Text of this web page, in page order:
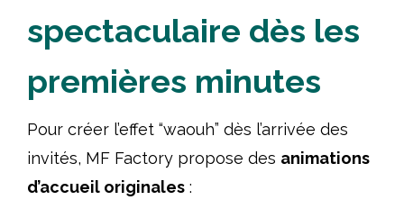
spectaculaire dès les
premières minutes
Pour créer l’effet “waouh” dès l’arrivée des
invités, MF Factory propose des animations
d’accueil originales :